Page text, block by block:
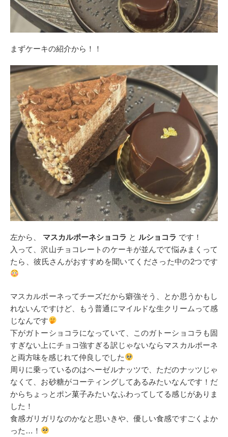
まずケーキの紹介から！！
左から、 マスカルポーネショコラ と ルショコラ です！
入って、沢山チョコレートのケーキが並んでて悩みまくって
たら、彼氏さんがおすすめを聞いてくださった中の2つです
マスカルポーネってチーズだから癖強そう、とか思うかもし
れないんですけど、もう普通にマイルドな生クリームって感
じなんです
下がガトーショコラになっていて、このガトーショコラも固
すぎない上にチョコ強すぎる訳じゃないならマスカルポーネ
と両方味を感じれて仲良しでした
周りに乗っているのはヘーゼルナッツで、ただのナッツじゃ
なくて、お砂糖がコーティングしてあるみたいなんです！だ
からちょっとポン菓子みたいなふわってしてる感じがありま
した！
食感ガリガリなのかなと思いきや、優しい食感ですごくよか
った…！